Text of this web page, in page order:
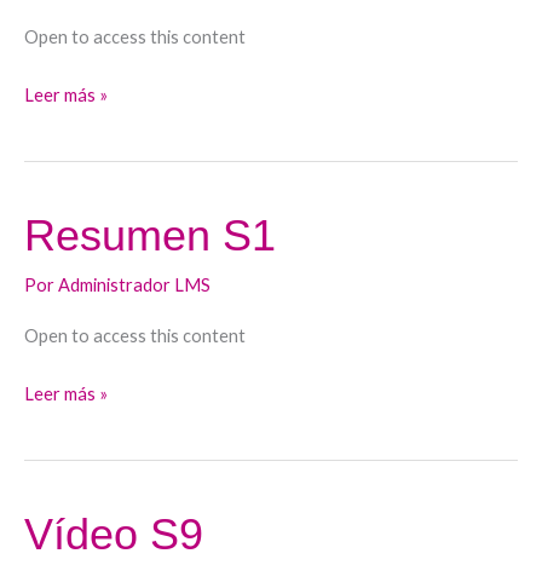
Open to access this content
Leer más »
Resumen S1
PorAdministrador LMS
Open to access this content
Resumen
S1
Leer más »
Vídeo S9
Vídeo
S9